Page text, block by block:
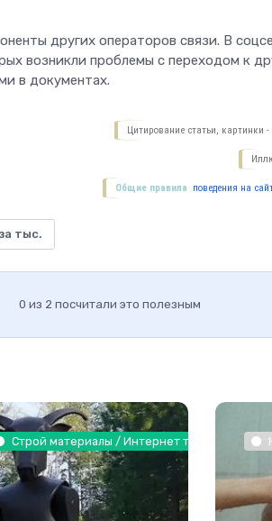
других операторов связи. В
возникли проблемы с переходом к
в документах.
Цитирование статьи, картинки
Общие правила поведения на
тыс.
0 из 2посчитали это полезным
/ Интернет технологии
Строй материалы / Интернет технологии